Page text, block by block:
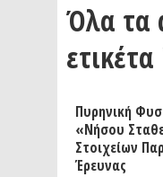
Όλα τα
Πυρηνική
«νήσου
Στοιχείων
Έρευνας